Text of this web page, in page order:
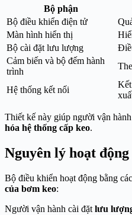
Bộ phận
Bộ điều khiển điện tử
Màn hình hiển thị
Bộ cài đặt lưu lượng
Cảm biến và bộ đếm hành
trình
Hệ thống kết nối
Thiết kế này giúp người vận hành
hóa hệ thống cấp keo.
Nguyên lý hoạt động
Bộ điều khiển hoạt động bằng
của bơm keo:
Người vận hành cài đặt lưu